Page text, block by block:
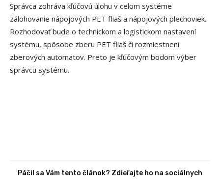
Správca zohráva kľúčovú úlohu v celom systéme
zálohovanie nápojových PET fliaš a nápojových plechoviek.
Rozhodovať bude o technickom a logistickom nastavení
systému, spôsobe zberu PET fliaš či rozmiestnení
zberových automatov. Preto je kľúčovým bodom výber
správcu systému.
Páčil sa Vám tento článok? Zdieľajte ho na sociálnych